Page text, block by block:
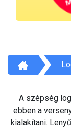
A szépség
ebben a
kialakítani.